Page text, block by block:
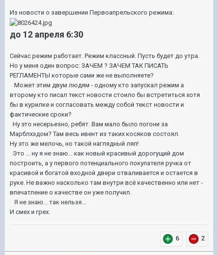
Из новости о завершении Первоапрельского режима:
до 12 апреля 6:30
Сейчас режим работает. Режим классный. Пусть будет до утра.
Но у меня один вопрос: ЗАЧЕМ ? ЗАЧЕМ ТАК ПИСАТЬ
РЕГЛАМЕНТЫ которые сами же не выполняете?
Может этим двум людям - одному кто запускал режим а
второму кто писал текст новости стоило бы встретиться хотя
бы в курилке и согласовать между собой текст новости и
фактические сроки?
Ну это несерьезно, ребят. Вам мало было погони за
Марблхэдом? Там весь ивент из таких косяков состоял.
Ну это же мелочь, но такой наглядный ляп!
Это ... ну я не знаю... как новый красивый дорогущий дом
построить, а у первого потенциального покупателя ручка от
красивой и богатой входной двери отваливается и остается в
руке. Не важно насколько там внутри всё качественно или нет -
впечатление о качестве он уже получил.
Я не знаю... так нельзя...
И смех и грех.
6 2